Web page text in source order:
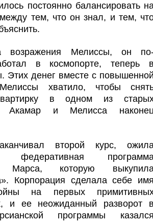
постоянно балансировать
тем, что он знал, и тем,
возражения Мелиссы, он
в космопорте, теперь
Этих денег вместе с
хватило, чтобы
в одном из
Акамар и Мелисса
второй курс,
федеративная
Марса, которую
Корпорация сделала себе
на первых
и ее неожиданный разворот
программы